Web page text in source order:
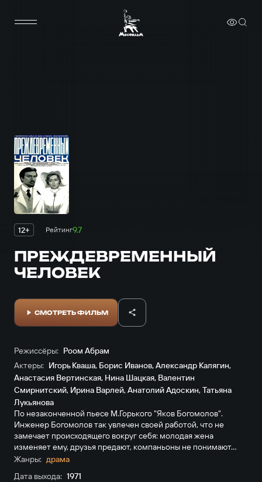
12+ Рейтинг9.7
ПРЕЖДЕВРЕМЕННЫЙ
ЧЕЛОВЕК
Режиссёры: Роом Абрам
Актеры: Игорь Кваша, Борис Иванов,Александр Калягин,
Анастасия Вертинская, Нина Шацкая, Валентин
Смирнитский, Ирина Варлей,Анатолий Адоскин,Татьяна
Лукьянова
СМОТРЕТЬ ФИЛЬМ
По незаконченной пьесе М.Гоpького "Яков Богомолов".
Инженер Богомолов так увлечен своей работой, что не
замечает происходящего вокруг себя: молодая жена
изменяет ему, друзья предают, компаньоны не понимают…
Жанры: драма
Дата выхода: 1971